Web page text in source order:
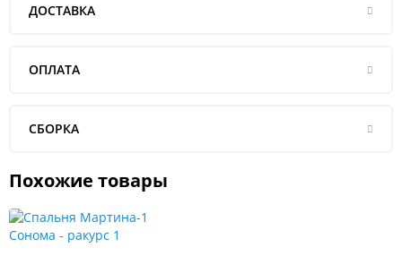
ДОСТАВКА
ОПЛАТА
СБОРКА
Похожие товары